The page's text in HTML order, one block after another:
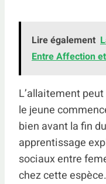
Lire également
Entre Affection
L’allaitement
le jeune
bien avant la fin
apprentissage
sociaux entre
chez cette espèce.